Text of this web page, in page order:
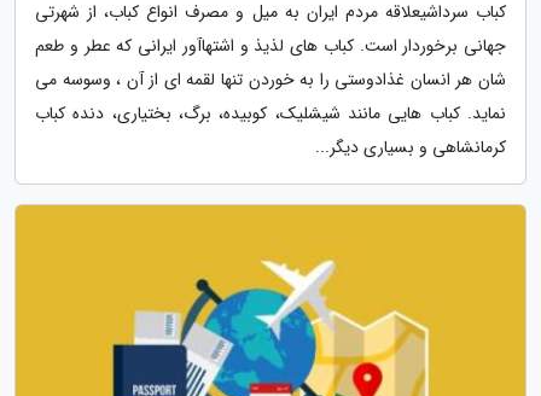
کباب سرداشیعلاقه مردم ایران به میل و مصرف انواع کباب، از شهرتی
جهانی برخوردار است. کباب های لذیذ و اشتهاآور ایرانی که عطر و طعم
شان هر انسان غذادوستی را به خوردن تنها لقمه ای از آن ، وسوسه می
نماید. کباب هایی مانند شیشلیک، کوبیده، برگ، بختیاری، دنده کباب
کرمانشاهی و بسیاری دیگر...